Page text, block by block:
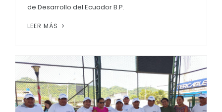
de Desarrollo del Ecuador B.P.
LEER MÁS